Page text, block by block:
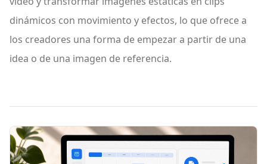
dinámicos con movimiento y efectos, lo que ofrece a
los creadores una forma de empezar a partir de una
idea o de una imagen de referencia.